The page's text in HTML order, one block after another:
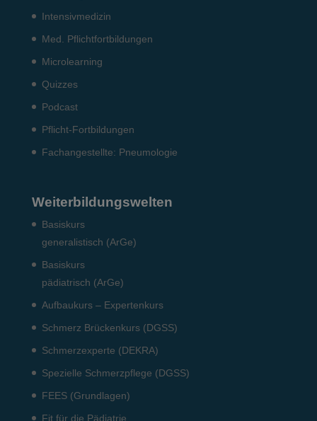
Intensiv­medizin
Med. Pflichtfort­bildun­gen
Microlearning
Quizzes
Podcast
Pflicht-Fort­bildun­gen
Fach­angestellte: Pneumo­logie
Weiterbildungswelten
Basiskurs
generalistisch (ArGe)
Basiskurs
pädiatrisch (ArGe)
Aufbaukurs – Expertenkurs
Schmerz Brückenkurs (DGSS)
Schmerzexperte (DEKRA)
Spezielle Schmerzpflege (DGSS)
FEES (Grundlagen)
Fit für die Pädiatrie